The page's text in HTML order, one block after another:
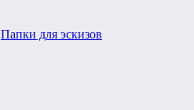
Папки для эскизов